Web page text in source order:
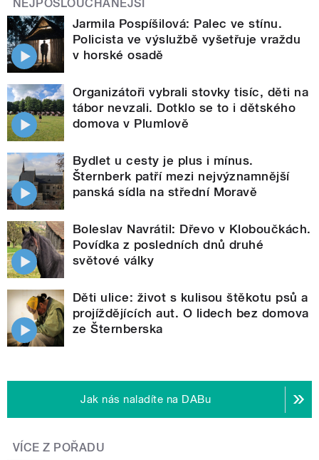
NEJPOSLOUCHANĚJŠÍ
Jarmila Pospíšilová: Palec ve stínu.
Policista ve výslužbě vyšetřuje vraždu
v horské osadě
Organizátoři vybrali stovky tisíc, děti na
tábor nevzali. Dotklo se to i dětského
domova v Plumlově
Bydlet u cesty je plus i mínus.
Šternberk patří mezi nejvýznamnější
panská sídla na střední Moravě
Boleslav Navrátil: Dřevo v Kloboučkách.
Povídka z posledních dnů druhé
světové války
Děti ulice: život s kulisou štěkotu psů a
projíždějících aut. O lidech bez domova
ze Šternberska
Jak nás naladíte na DABu
VÍCE Z POŘADU